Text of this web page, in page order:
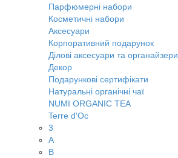
Парфюмерні набори
Косметичні набори
Аксесуари
Корпоративний подарунок
Ділові аксесуари та органайзери
Декор
Подарункові сертифікати
Натуральні органічні чаї
NUMI ORGANIC TEA
Terre d'Oc
3
A
B